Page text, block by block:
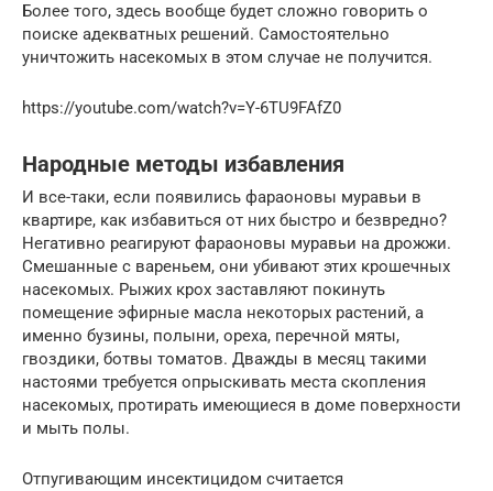
Более того, здесь вообще будет сложно говорить о
поиске адекватных решений. Самостоятельно
уничтожить насекомых в этом случае не получится.
https://youtube.com/watch?v=Y-6TU9FAfZ0
Народные методы избавления
И все-таки, если появились фараоновы муравьи в
квартире, как избавиться от них быстро и безвредно?
Негативно реагируют фараоновы муравьи на дрожжи.
Смешанные с вареньем, они убивают этих крошечных
насекомых. Рыжих крох заставляют покинуть
помещение эфирные масла некоторых растений, а
именно бузины, полыни, ореха, перечной мяты,
гвоздики, ботвы томатов. Дважды в месяц такими
настоями требуется опрыскивать места скопления
насекомых, протирать имеющиеся в доме поверхности
и мыть полы.
Отпугивающим инсектицидом считается